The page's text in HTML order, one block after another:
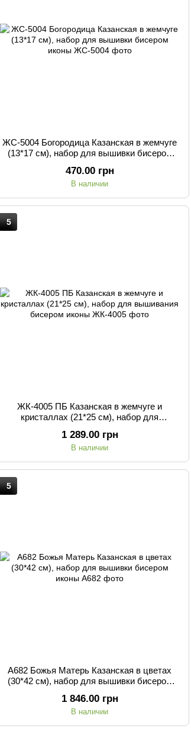
ЖС-5004 Богородица Казанская в жемчуге
(13*17 см), набор для вышивки бисером
470.00 грн
В наличии
5
ЖК-4005 ПБ Казанская в жемчуге и
кристаллах (21*25 см), набор для
1 289.00 грн
В наличии
5
А682 Божья Матерь Казанская в цветах
(30*42 см), набор для вышивки бисером
1 846.00 грн
В наличии